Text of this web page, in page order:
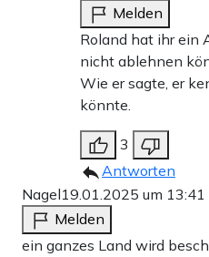
Melden
Roland hat ihr ein
nicht ablehnen
Wie er sagte, er
könnte.
3
Antworten
Nagel19.01.2025 um
Melden
ein ganzes Land wird